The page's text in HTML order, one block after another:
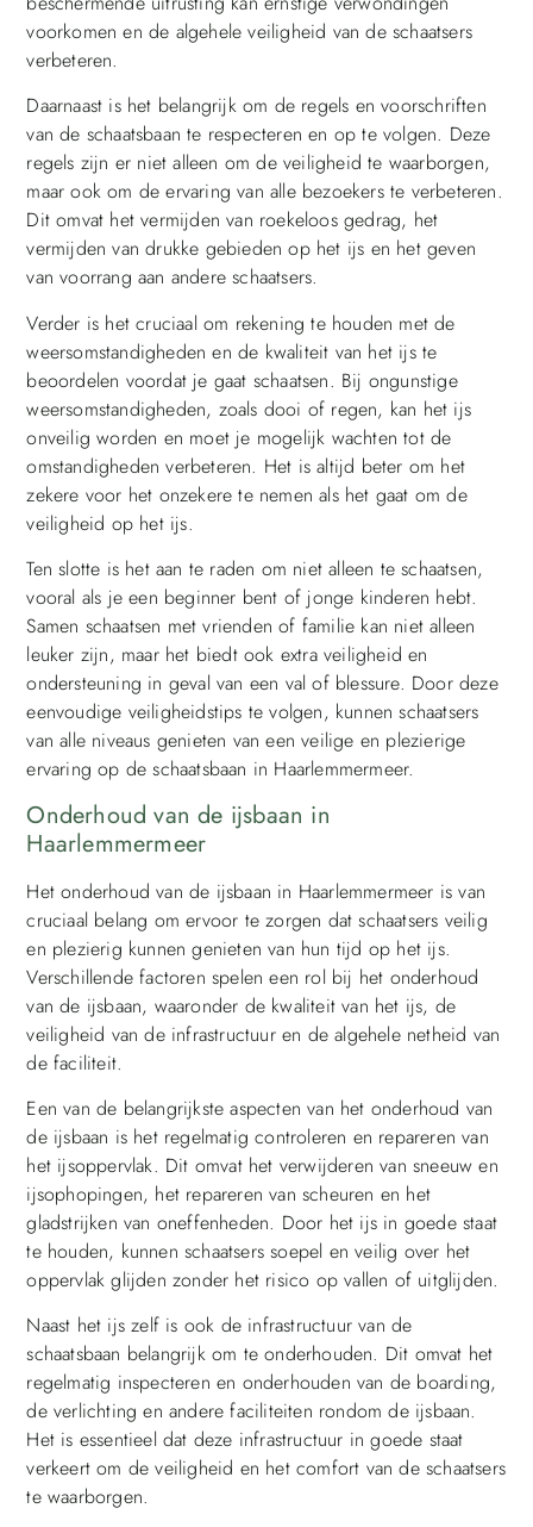
voorkomen en de algehele veiligheid van de schaatsers
verbeteren.
Daarnaast is het belangrijk om de regels en voorschriften
van de schaatsbaan te respecteren en op te volgen. Deze
regels zijn er niet alleen om de veiligheid te waarborgen,
maar ook om de ervaring van alle bezoekers te verbeteren.
Dit omvat het vermijden van roekeloos gedrag, het
vermijden van drukke gebieden op het ijs en het geven
van voorrang aan andere schaatsers.
Verder is het cruciaal om rekening te houden met de
weersomstandigheden en de kwaliteit van het ijs te
beoordelen voordat je gaat schaatsen. Bij ongunstige
weersomstandigheden, zoals dooi of regen, kan het ijs
onveilig worden en moet je mogelijk wachten tot de
omstandigheden verbeteren. Het is altijd beter om het
zekere voor het onzekere te nemen als het gaat om de
veiligheid op het ijs.
Ten slotte is het aan te raden om niet alleen te schaatsen,
vooral als je een beginner bent of jonge kinderen hebt.
Samen schaatsen met vrienden of familie kan niet alleen
leuker zijn, maar het biedt ook extra veiligheid en
ondersteuning in geval van een val of blessure. Door deze
eenvoudige veiligheidstips te volgen, kunnen schaatsers
van alle niveaus genieten van een veilige en plezierige
ervaring op de schaatsbaan in Haarlemmermeer.
Onderhoud van de ijsbaan in
Haarlemmermeer
Het onderhoud van de ijsbaan in Haarlemmermeer is van
cruciaal belang om ervoor te zorgen dat schaatsers veilig
en plezierig kunnen genieten van hun tijd op het ijs.
Verschillende factoren spelen een rol bij het onderhoud
van de ijsbaan, waaronder de kwaliteit van het ijs, de
veiligheid van de infrastructuur en de algehele netheid van
de faciliteit.
Een van de belangrijkste aspecten van het onderhoud van
de ijsbaan is het regelmatig controleren en repareren van
het ijsoppervlak. Dit omvat het verwijderen van sneeuw en
ijsophopingen, het repareren van scheuren en het
gladstrijken van oneffenheden. Door het ijs in goede staat
te houden, kunnen schaatsers soepel en veilig over het
oppervlak glijden zonder het risico op vallen of uitglijden.
Naast het ijs zelf is ook de infrastructuur van de
schaatsbaan belangrijk om te onderhouden. Dit omvat het
regelmatig inspecteren en onderhouden van de boarding,
de verlichting en andere faciliteiten rondom de ijsbaan.
Het is essentieel dat deze infrastructuur in goede staat
verkeert om de veiligheid en het comfort van de schaatsers
te waarborgen.